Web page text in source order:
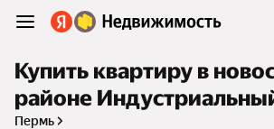
Купить квартиру в
районе
Пермь